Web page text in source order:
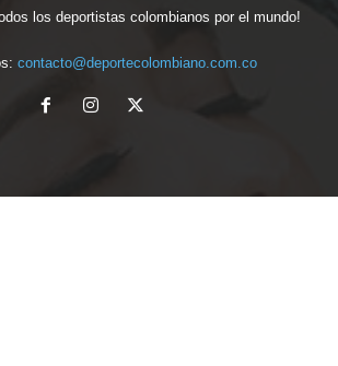
los deportistas colombianos por el mundo!
contacto@deportecolombiano.com.co